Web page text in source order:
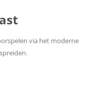
via het moderne